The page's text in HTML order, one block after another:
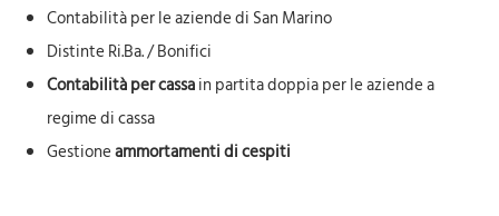
Contabilità per le aziende di San Marino
Distinte Ri.Ba. / Bonifici
Contabilità per cassain partita doppia per le aziende a
regime di cassa
Gestioneammortamenti di cespiti